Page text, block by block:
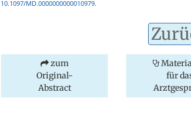
10.1097/MD.0000000000010979.
zum
Original-
Abstract
für